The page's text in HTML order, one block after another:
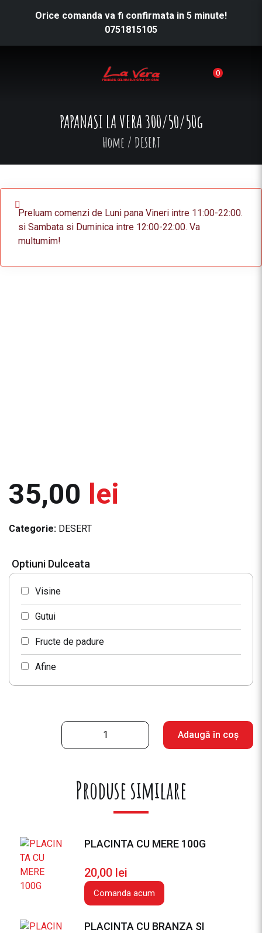
Orice comanda va fi confirmata in 5 minute!
0751815105
0
PAPANASI LA VERA 300/50/50g
Home / DESERT
Preluam comenzi de Luni pana Vineri intre 11:00-22:00.
si Sambata si Duminica intre 12:00-22:00. Va
multumim!
35,00 lei
Categorie: DESERT
Optiuni Dulceata
Visine
Gutui
Fructe de padure
Afine
C
e
A
Adaugă în coș
Produse similare
PLACINTA CU MERE 100G
20,00 lei
Comanda acum
PLACINTA CU BRANZA SI